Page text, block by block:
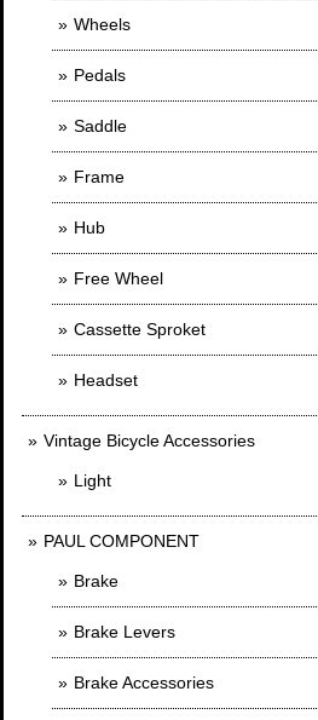
Wheels
Pedals
Saddle
Frame
Hub
Free Wheel
Cassette Sproket
Headset
Vintage Bicycle Accessories
Light
PAUL COMPONENT
Brake
Brake Levers
Brake Accessories